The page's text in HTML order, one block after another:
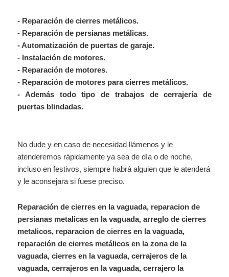
- Reparación de cierres metálicos.
- Reparación de persianas metálicas.
- Automatización de puertas de garaje.
- Instalación de motores.
- Reparación de motores.
- Reparación de motores para cierres metálicos.
- Además todo tipo de trabajos de cerrajería de
puertas blindadas.
No dude y en caso de necesidad llámenos y le
atenderemos rápidamente ya sea de día o de noche,
incluso en festivos, siempre habrá alguien que le atenderá
y le aconsejara si fuese preciso.
Reparación de cierres en la vaguada, reparacion de
persianas metalicas en la vaguada, arreglo de cierres
metalicos, reparacion de cierres en la vaguada,
reparación de cierres metálicos en la zona de la
vaguada, cierres en la vaguada, cerrajeros de la
vaguada, cerrajeros en la vaguada, cerrajero la